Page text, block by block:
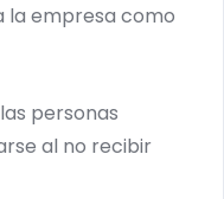
la empresa como
personas
al no recibir